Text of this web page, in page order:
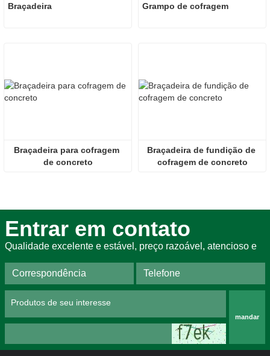
Braçadeira Grampo de cofragem
Braçadeira para cofragem
de concreto
Braçadeira de fundição de
cofragem de concreto
Entrar em contato
Qualidade excelente e estável, preço razoável, atencioso e
mandar